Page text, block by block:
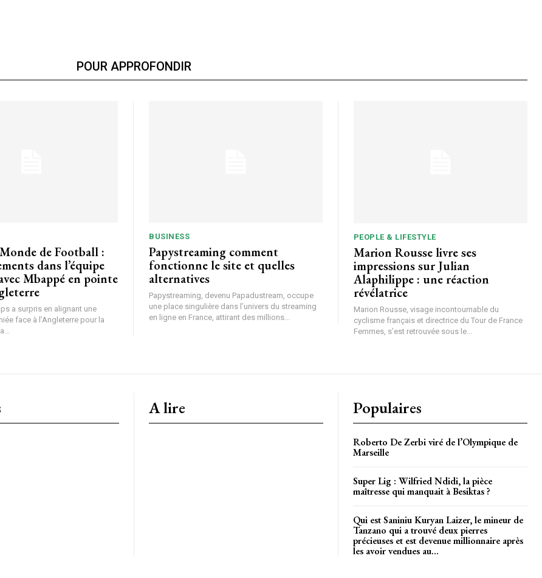
POUR APPROFONDIR
dans l’équipe
Mbappé en pointe
a surpris en alignant une
face à l’Angleterre pour la
BUSINESS
Papystreaming comment
fonctionne le site et quelles
alternatives
Papystreaming, devenu Papadustream, occupe
une place singulière dans l’univers du streaming
en ligne en France, attirant des millions...
PEOPLE & LIFESTYLE
Marion Rousse livre ses
impressions sur Julian
Alaphilippe : une réaction
révélatrice
Marion Rousse, visage incontournable du
cyclisme français et directrice du Tour de France
Femmes, s’est retrouvée sous le...
A lire Populaires
Roberto De Zerbi viré de l’Olympique de
Marseille
Super Lig : Wilfried Ndidi, la pièce
maîtresse qui manquait à Besiktas ?
Qui est Saniniu Kuryan Laizer, le mineur de
Tanzano qui a trouvé deux pierres
précieuses et est devenue millionnaire après
les avoir vendues au...